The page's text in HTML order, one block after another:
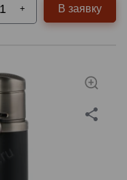
+ В заявку